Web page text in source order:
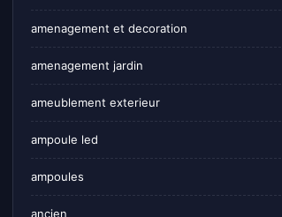
amenagement et decoration
amenagement jardin
ameublement exterieur
ampoule led
ampoules
ancien